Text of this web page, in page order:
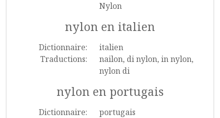
Nylon
nylon en italien
Dictionnaire:
italien
Traductions:
nailon, di nylon, in nylon,
nylon di
nylon en portugais
Dictionnaire:
portugais